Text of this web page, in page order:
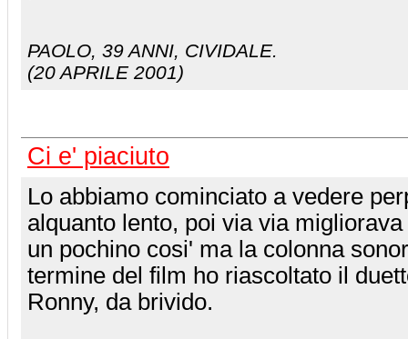
PAOLO, 39 ANNI, CIVIDALE.
(20 APRILE 2001)
Ci e' piaciuto
Lo abbiamo cominciato a vedere
alquanto lento, poi via via
un pochino cosi' ma la colonna
termine del film ho riascoltato il
Ronny, da brivido.